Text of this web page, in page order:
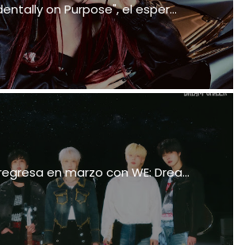
on Purpose", el esper...
en marzo con WE: Drea...